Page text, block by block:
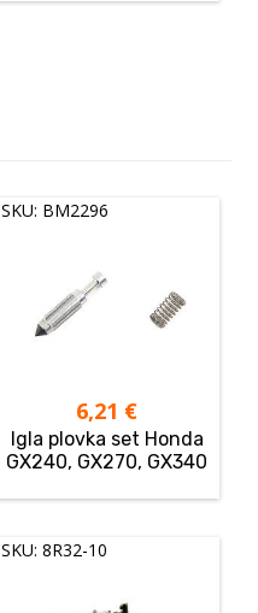
SKU: BM2296
6,21 €
Igla plovka set Honda
GX240, GX270, GX340
SKU: 8R32-10